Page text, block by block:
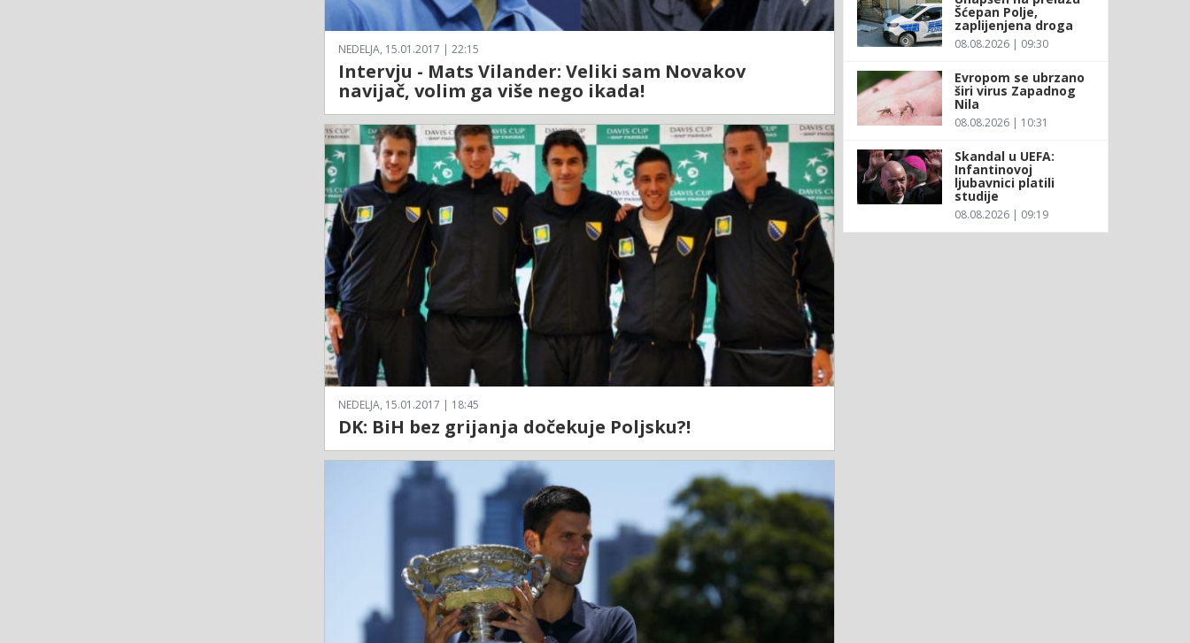
NEDELJA, 15.01.2017 | 22:15
Intervju - Mats Vilander: Veliki sam Novakov
navijač, volim ga više nego ikada!
NEDELJA, 15.01.2017 | 18:45
DK: BiH bez grijanja dočekuje Poljsku?!
Šćepan Polje,
zaplijenjena droga
08.08.2026 | 09:30
Evropom se ubrzano
širi virus Zapadnog
Nila
08.08.2026 | 10:31
Skandal u UEFA:
Infantinovoj
ljubavnici platili
studije
08.08.2026 | 09:19